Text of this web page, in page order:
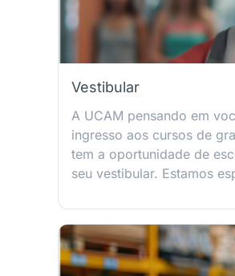
Vestibular
A UCAM pensando em
ingresso aos cursos de
tem a oportunidade de
seu vestibular. Estamos